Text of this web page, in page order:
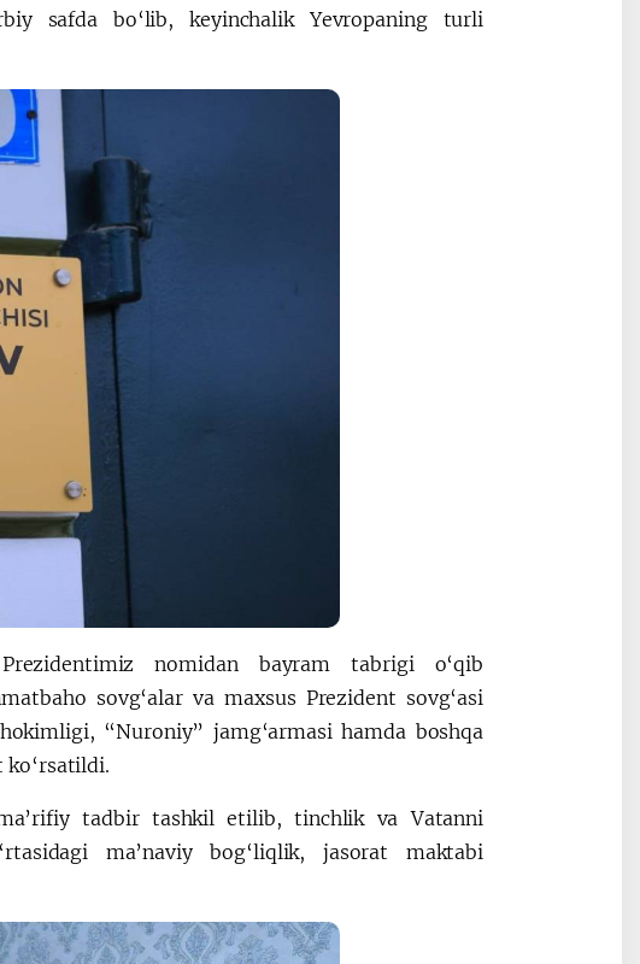
safda bo‘lib, keyinchalik Yevropaning turli
nomidan bayram tabrigi o‘qib
sovg‘alar va maxsus Prezident sovg‘asi
“Nuroniy” jamg‘armasi hamda boshqa
tadbir tashkil etilib, tinchlik va Vatanni
ma’naviy bog‘liqlik, jasorat maktabi